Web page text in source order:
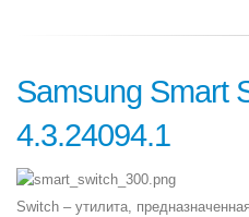
Samsung Smart
4.3.24094.1
Switch – утилита,